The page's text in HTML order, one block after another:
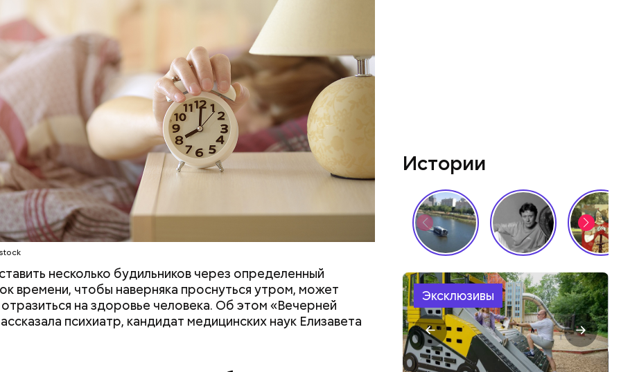
несколько будильников через определенный
времени, чтобы наверняка проснуться утром, может
отразиться на здоровье человека. Об этом «Вечерней
психиатр, кандидат медицинских наук Елизавета
любви
Истории
Эксклюзивы